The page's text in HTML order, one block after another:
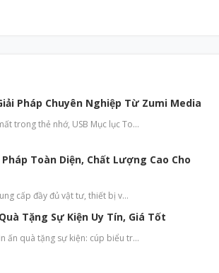
Pháp Chuyên Nghiệp Từ Zumi Media
trong thẻ nhớ, USB Mục lục To…
Toàn Diện, Chất Lượng Cao Cho
cấp đầy đủ vật tư, thiết bị v…
Tặng Sự Kiện Uy Tín, Giá Tốt
ấn quà tặng sự kiện: cúp biểu tr…